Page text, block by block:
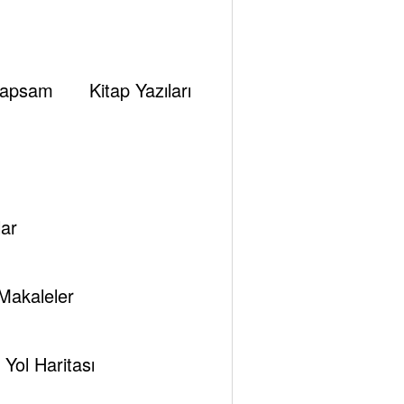
Kitap Yazıları
Haritası
sayesinde de, istediği zaman Suudi
petrol şirketlerinin de ülkesinde önemli yatırımlar